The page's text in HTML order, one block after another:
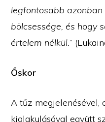
legfontosabb
bölcsessége, és hogy
értelem nélkül.”
Őskor
A tűz megjelenésével,
kialakulásával együtt